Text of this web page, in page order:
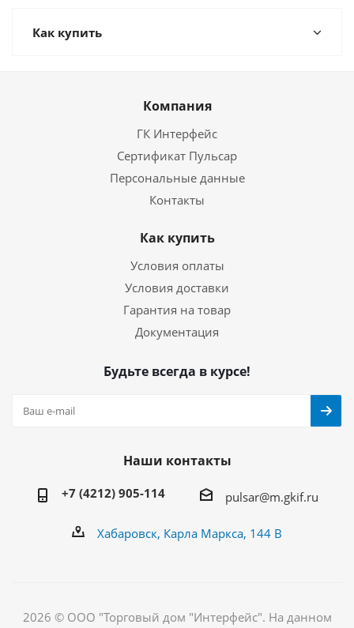
Как купить
Компания
ГК Интерфейс
Сертификат Пульсар
Персональные данные
Контакты
Как купить
Условия оплаты
Условия доставки
Гарантия на товар
Документация
Будьте всегда в курсе!
Наши контакты
+7 (4212) 905-114 pulsar@m.gkif.ru
Хабаровск, Карла Маркса, 144 В
2026 © ООО "Торговый дом "Интерфейс". На данном